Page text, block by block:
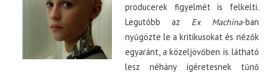
producerek figyelmét is felkelti.
Legutóbb az Ex Machina-ban
nyűgözte le a kritikusokat és nézők
egyaránt, a közeljövőben is látható
lesz néhány ígéretesnek tűnő